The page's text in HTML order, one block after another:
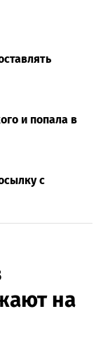
и попала в
с
на